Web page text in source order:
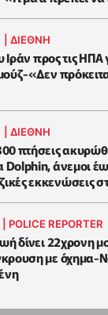
|ΔΙΕΘΝΗ
Ιράν προς τις
«Δεν
|ΔΙΕΘΝΗ
πτήσεις
άνεμοι
εκκενώσεις
POLICE REPORTER
δίνει 22χρονη
με όχημα-